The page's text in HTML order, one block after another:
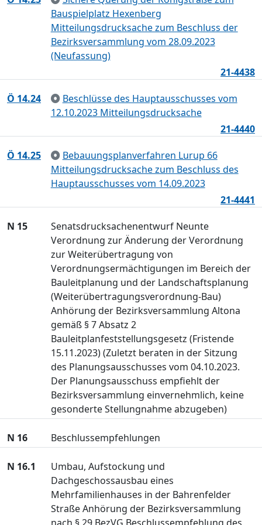
Bauspielplatz Hexenberg
Mitteilungsdrucksache zum Beschluss der
Bezirksversammlung vom 28.09.2023
(Neufassung)
21-4438
Ö 14.24
Beschlüsse des Hauptausschusses vom
12.10.2023 Mitteilungsdrucksache
21-4440
Ö 14.25
Bebauungsplanverfahren Lurup 66
Mitteilungsdrucksache zum Beschluss des
Hauptausschusses vom 14.09.2023
21-4441
N 15
Senatsdrucksachenentwurf Neunte
Verordnung zur Änderung der Verordnung
zur Weiterübertragung von
Verordnungsermächtigungen im Bereich der
Bauleitplanung und der Landschaftsplanung
(Weiterübertragungsverordnung-Bau)
Anhörung der Bezirksversammlung Altona
gemäß § 7 Absatz 2
Bauleitplanfeststellungsgesetz (Fristende
15.11.2023) (Zuletzt beraten in der Sitzung
des Planungsausschusses vom 04.10.2023.
Der Planungsausschuss empfiehlt der
Bezirksversammlung einvernehmlich, keine
gesonderte Stellungnahme abzugeben)
N 16 Beschlussempfehlungen
N 16.1
Umbau, Aufstockung und
Dachgeschossausbau eines
Mehrfamilienhauses in der Bahrenfelder
Straße Anhörung der Bezirksversammlung